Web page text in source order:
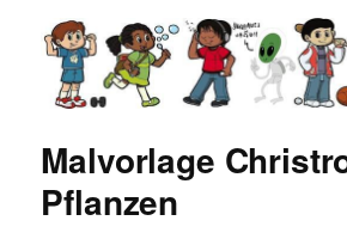
Malvorlagen für Kinder
Malvorlage
Pflanzen